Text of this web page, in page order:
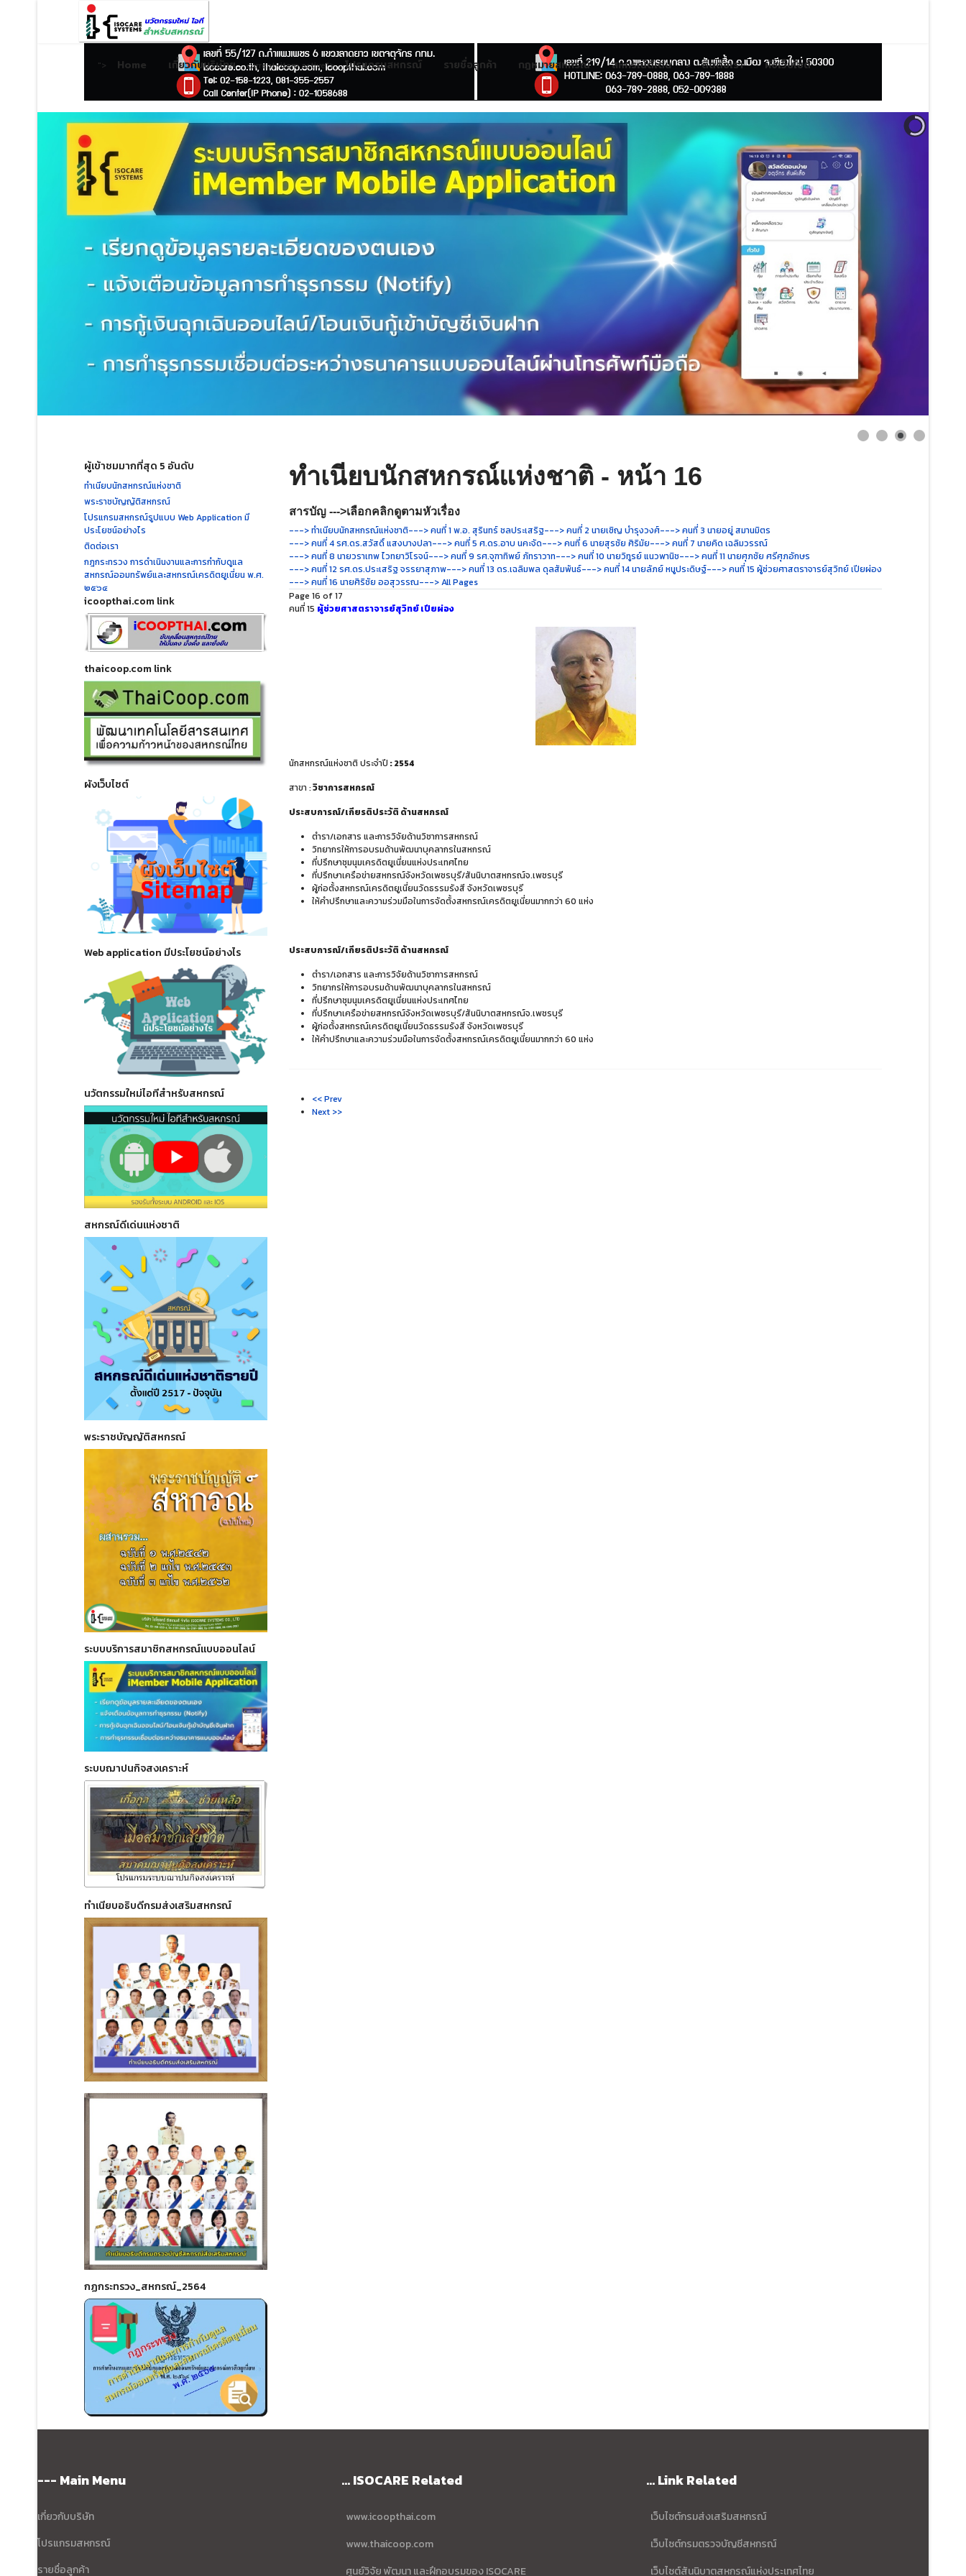
"> Home เกี่ยวกับบริษัทฯ current-item active"> โปรแกรมสหกรณ์ รายชื่อลูกค้า กฎหมายสหกรณ์ สหกรณ์ดีเด่น "> ติดต่อเรา ผังเว็บไซต์
ผู้เข้าชมมากที่สุด 5 อันดับ
ทำเนียบนักสหกรณ์แห่งชาติ
พระราชบัญญัติสหกรณ์
โปรแกรมสหกรณ์รูปแบบ Web Application มี
ประโยชน์อย่างไร
ติดต่อเรา
กฎกระทรวง การดำเนินงานและการกำกับดูแล
สหกรณ์ออมทรัพย์และสหกรณ์เครดิตยูเนี่ยน พ.ศ.
๒๕๖๔
icoopthai.com link
thaicoop.com link
ผังเว็บไซต์
Web application มีประโยชน์อย่างไร
นวัตกรรมใหม่ไอทีสำหรับสหกรณ์
สหกรณ์ดีเด่นแห่งชาติ
พระราชบัญญัติสหกรณ์
ระบบบริการสมาชิกสหกรณ์แบบออนไลน์
ระบบฌาปนกิจสงเคราะห์
ทำเนียบอธิบดีกรมส่งเสริมสหกรณ์
กฏกระทรวง_สหกรณ์_2564
ทำเนียบนักสหกรณ์แห่งชาติ - หน้า 16
สารบัญ --->เลือกคลิกดูตามหัวเรื่อง
---> ทำเนียบนักสหกรณ์แห่งชาติ---> คนที่ 1 พ.อ. สุรินทร์ ชลประเสริฐ---> คนที่ 2 นายเชิญ บำรุงวงศ์---> คนที่ 3 นายอยู่ สมานมิตร
---> คนที่ 4 รศ.ดร.สวัสดิ์ แสงบางปลา---> คนที่ 5 ศ.ดร.อาบ นคะจัด---> คนที่ 6 นายสุรชัย ศิริมัย---> คนที่ 7 นายคิด เฉลิมวรรณ์
---> คนที่ 8 นายวราเทพ ไวทยาวิโรจน์---> คนที่ 9 รศ.จุฑาทิพย์ ภัทราวาท---> คนที่ 10 นายวิทูรย์ แนวพานิช---> คนที่ 11 นายศุภชัย ศรีศุภอักษร
---> คนที่ 12 รศ.ดร.ประเสริฐ จรรยาสุภาพ---> คนที่ 13 ดร.เฉลิมพล ดุลสัมพันธ์---> คนที่ 14 นายลัภย์ หนูประดิษฐ์---> คนที่ 15 ผู้ช่วยศาสตราจารย์สุวิทย์ เปียผ่อง
---> คนที่ 16 นายศิริชัย ออสุวรรณ---> All Pages
Page 16 of 17
คนที่ 15 ผู้ช่วยศาสตราจารย์สุวิทย์ เปียผ่อง
นักสหกรณ์แห่งชาติ ประจำปี : 2554
สาขา :วิชาการสหกรณ์
ประสบการณ์/เกียรติประวัติ ด้านสหกรณ์
ตำรา/เอกสาร และการวิจัยด้านวิชาการสหกรณ์
วิทยากรให้การอบรมด้านพัฒนาบุคลากรในสหกรณ์
ที่ปรึกษาชุมนุมเครดิตยูเนี่ยนแห่งประเทศไทย
ที่ปรึกษาเครือข่ายสหกรณ์จังหวัดเพชรบุรี/สันนิบาตสหกรณ์จ.เพชรบุรี
ผู้ก่อตั้งสหกรณ์เครดิตยูเนี่ยนวัดธรรมรังสี จังหวัดเพชรบุรี
ให้คำปรึกษาและความร่วมมือในการจัดตั้งสหกรณ์เครดิตยูเนี่ยนมากกว่า 60 แห่ง
ประสบการณ์/เกียรติประวัติ ด้านสหกรณ์
ตำรา/เอกสาร และการวิจัยด้านวิชาการสหกรณ์
วิทยากรให้การอบรมด้านพัฒนาบุคลากรในสหกรณ์
ที่ปรึกษาชุมนุมเครดิตยูเนี่ยนแห่งประเทศไทย
ที่ปรึกษาเครือข่ายสหกรณ์จังหวัดเพชรบุรี/สันนิบาตสหกรณ์จ.เพชรบุรี
ผู้ก่อตั้งสหกรณ์เครดิตยูเนี่ยนวัดธรรมรังสี จังหวัดเพชรบุรี
ให้คำปรึกษาและความร่วมมือในการจัดตั้งสหกรณ์เครดิตยูเนี่ยนมากกว่า 60 แห่ง
<< Prev
Next >>
--- Main Menu
เกี่ยวกับบริษัท
โปรแกรมสหกรณ์
รายชื่อลูกค้า
... ISOCARE Related
www.icoopthai.com
www.thaicoop.com
ศูนย์วิจัย พัฒนา และฝึกอบรมของ ISOCARE
... Link Related
เว็บไซต์กรมส่งเสริมสหกรณ์
เว็บไซต์กรมตรวจบัญชีสหกรณ์
เว็บไซต์สันนิบาตสหกรณ์แห่งประเทศไทย